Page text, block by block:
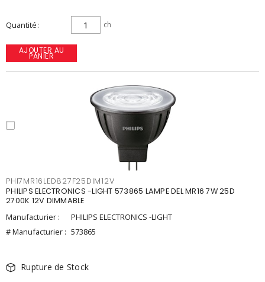
Quantité ch
AJOUTER AU
PANIER
PHI7MR16LED827F25DIM12V
PHILIPS ELECTRONICS -LIGHT 573865 LAMPE DEL MR16 7W 25D
2700K 12V DIMMABLE
Manufacturier :
PHILIPS ELECTRONICS -LIGHT
# Manufacturier : 573865
Rupture de Stock